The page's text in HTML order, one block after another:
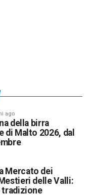
ago
della birra
di Malto 2026, dal
Mercato dei
delle Valli:
tradizione